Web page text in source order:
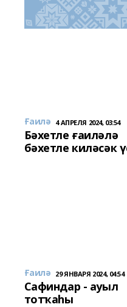
Ғаилә 4 АПРЕЛЯ 2024, 03:54
Бәхетле ғаиләлә
бәхетле киләсәк
Ғаилә 29 ЯНВАРЯ 2024, 04:54
Сафиндар - ауыл
тотҡаһы